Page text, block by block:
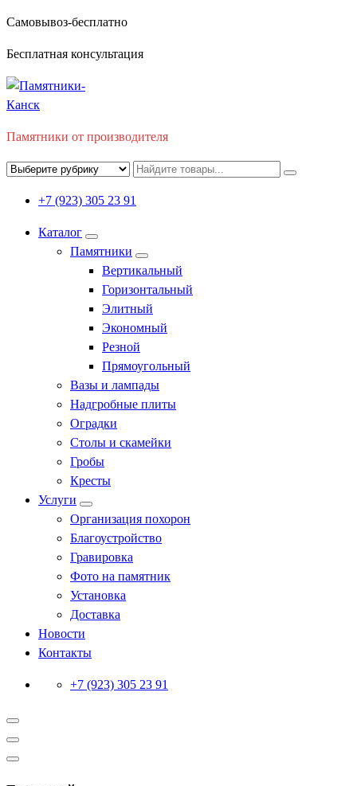
Перейти
содержимому
Самовывоз-бесплатно
Бесплатная консультация
Памятники от производителя
+7 (923) 305 23 91
Каталог
Памятники
Вертикальный
Горизонтальный
Элитный
Экономный
Резной
Прямоугольный
Вазы и лампады
Надгробные плиты
Оградки
Столы и скамейки
Гробы
Кресты
Услуги
Организация похорон
Благоустройство
Гравировка
Фото на памятник
Установка
Доставка
Новости
Контакты
+7 (923) 305 23 91